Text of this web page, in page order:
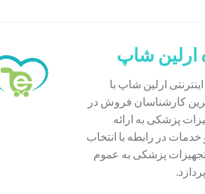
ارلین شاپ
ارلین شاپ با
کارشناسان فروش در
پزشکی به ارائه
در رابطه با انتخاب
پزشکی به عموم